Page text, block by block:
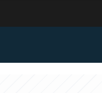
IMPACTO EN